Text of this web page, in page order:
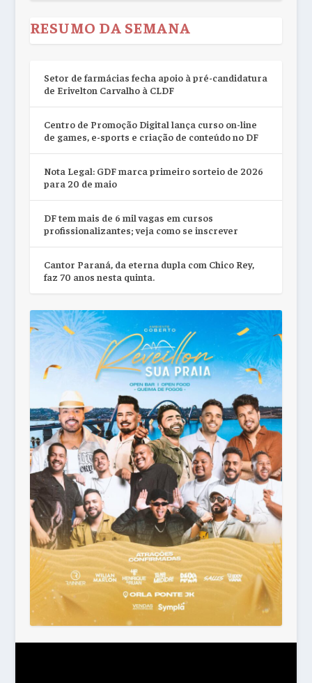
RESUMO DA SEMANA
Setor de farmácias fecha apoio à pré-candidatura
de Erivelton Carvalho à CLDF
Centro de Promoção Digital lança curso on-line
de games, e-sports e criação de conteúdo no DF
Nota Legal: GDF marca primeiro sorteio de 2026
para 20 de maio
DF tem mais de 6 mil vagas em cursos
profissionalizantes; veja como se inscrever
Cantor Paraná, da eterna dupla com Chico Rey,
faz 70 anos nesta quinta.